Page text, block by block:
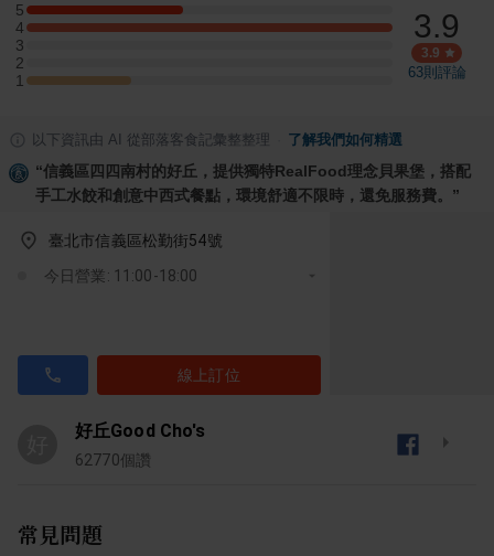
5
5 星：3 則評論
4
4 星：7 則評論
3
3 星：0 則評論
2
2 星：0 則評論
1
1 星：2 則評論
3.9
3.9
63則評論
以下資訊由 AI 從部落客食記彙整整理 了解我們如何精選
“信義區四四南村的好丘，提供獨特RealFood理念貝果堡，搭配
手工水餃和創意中西式餐點，環境舒適不限時，還免服務費。 ”
臺北市信義區松勤街54號
今日營業: 11:00-18:00
線上訂位
好丘Good Cho's
62770個讚
常見問題